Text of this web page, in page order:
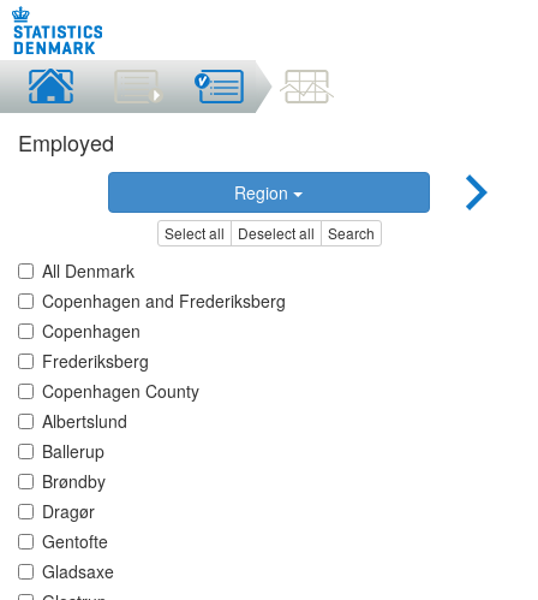
Employed
Region
Select all Deselect all Search
All Denmark
Copenhagen and Frederiksberg
Copenhagen
Frederiksberg
Copenhagen County
Albertslund
Ballerup
Brøndby
Dragør
Gentofte
Gladsaxe